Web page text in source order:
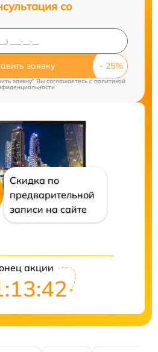
со
заявку
заявку" Вы соглашаетесь c политикой
Скидка по
предварительной
записи на сайте
акции